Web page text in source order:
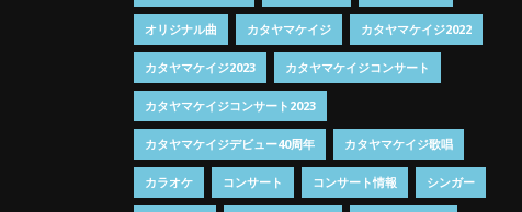
オリジナル曲 カタヤマケイジ カタヤマケイジ2022
カタヤマケイジ2023 カタヤマケイジコンサート
カタヤマケイジコンサート2023
カタヤマケイジデビュー40周年 カタヤマケイジ歌唱
カラオケ コンサート コンサート情報 シンガー